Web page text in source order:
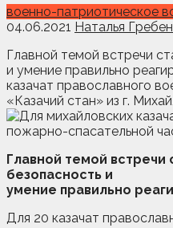
военно-патриотическое
04.06.2021 Наталья
Главной темой встречи
и умение правильно
казачат православного
«Казачий стан» из г.
Главной темой встречи
безопасность и
умение правильно
Для 20 казачат